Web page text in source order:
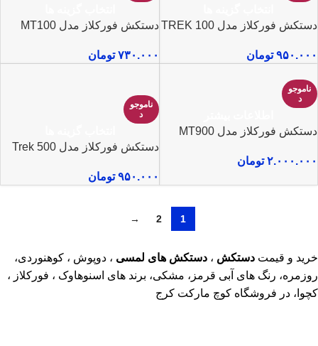
دستکش فورکلاز مدل TREK 100
۹۵۰.۰۰۰ تومان
دستکش فورکلاز مدل MT100
۷۳۰.۰۰۰ تومان
ناموجو
د
دستکش فورکلاز مدل MT900
۲.۰۰۰.۰۰۰ تومان
ناموجو
د
دستکش فورکلاز مدل Trek 500
۹۵۰.۰۰۰ تومان
1
2
→
خرید و قیمت دستکش ، دستکش های لمسی ، دوپوش ، کوهنوردی،
روزمره، رنگ های آبی قرمز، مشکی، برند های اسنوهاوک ، فورکلاز ،
کچوا، در فروشگاه کوچ مارکت کرج